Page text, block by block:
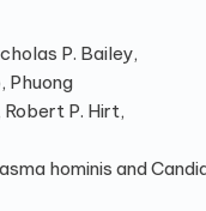
P. Bailey,
Phuong
Robert P. Hirt,
hominis and